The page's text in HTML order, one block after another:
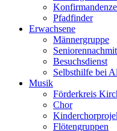
Pfadfinder
Erwachsene
Männergruppe
Besuchsdienst
Selbsthilfe bei
Musik
Förderkreis
Chor
Flötengruppen